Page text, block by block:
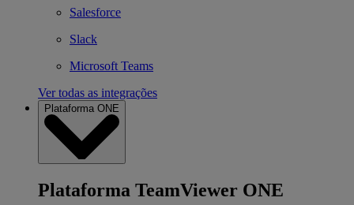
Salesforce
Slack
Microsoft Teams
Ver todas as integrações
Plataforma ONE
Plataforma TeamViewer ONE